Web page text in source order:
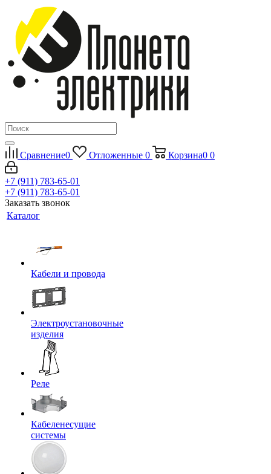
Сравнение0 Отложенные 0 Корзина0 0
+7 (911) 783-65-01
+7 (911) 783-65-01
Заказать звонок
Каталог
Кабели и провода
Электроустановочные
изделия
Реле
Кабеленесущие
системы